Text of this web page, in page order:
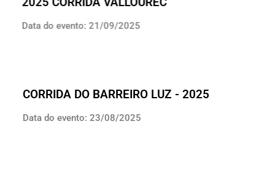
Data do evento: 21/09/2025
CORRIDA DO BARREIRO LUZ - 2025
Data do evento: 23/08/2025